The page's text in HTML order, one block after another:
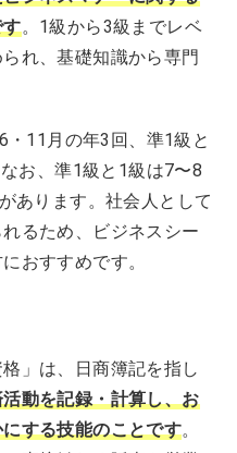
。1級から3級までレベ
れ、基礎知識から専門
11月の年3回、準1級と
お、準1級と1級は7〜8
あります。社会人として
るため、ビジネスシー
おすすめです。
」は、日商簿記を指し
動を記録・計算し、お
する技能のことです。